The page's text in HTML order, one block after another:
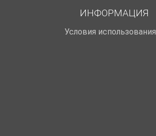
ИНФОРМАЦИЯ
Условия использования